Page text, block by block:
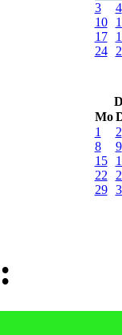
3
4
10
17
24
Mo
1
2
8
9
15
22
29